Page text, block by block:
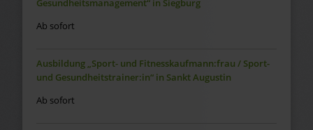
Gesundheitsmanagement“ in Siegburg
Ab sofort
Ausbildung „Sport- und Fitnesskaufmann:frau / Sport-
und Gesundheitstrainer:in“ in Sankt Augustin
Ab sofort